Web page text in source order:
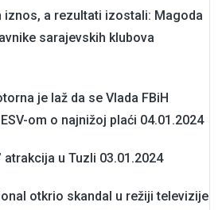
iznos, a rezultati izostali: Magoda
sarajevskih klubova
je laž da se Vlada FBiH
om o najnižoj plaći 04.01.2024
atrakcija u Tuzli 03.01.2024
otkrio skandal u režiji televizije